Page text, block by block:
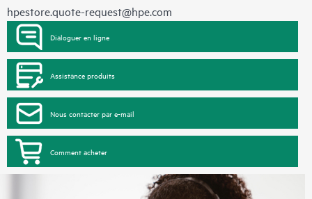
hpestore.quote-request@hpe.com
Dialoguer en ligne
Assistance produits
Nous contacter par e-mail
Comment acheter